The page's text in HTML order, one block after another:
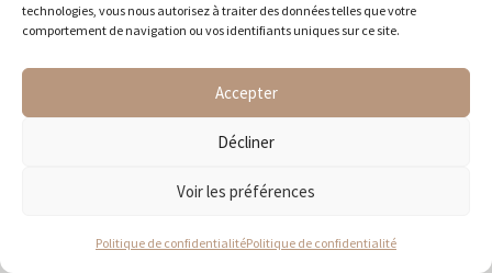
technologies, vous nous autorisez à traiter des données telles que votre
comportement de navigation ou vos identifiants uniques sur ce site.
Accepter
Décliner
Voir les préférences
Politique de confidentialitéPolitique de confidentialité
Lotion pour les mains